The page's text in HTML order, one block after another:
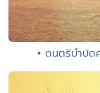
• ดนตรีบำบัด